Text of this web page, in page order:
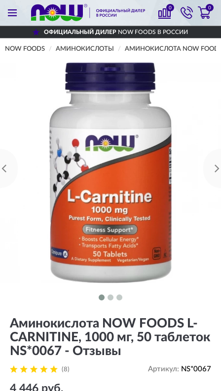
0 0
ОФИЦИАЛЬНЫЙ ДИЛЕРNOW FOODS В РОССИИ
NOW FOODS АМИНОКИСЛОТЫ АМИНОКИСЛОТА NOW
Аминокислота NOW FOODS L-
CARNITINE, 1000 мг, 50 таблеток
NS*0067 - Отзывы
(8) Артикул: NS*0067
4 446 руб.